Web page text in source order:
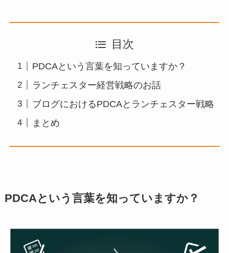
目次
PDCAという言葉を知っていますか？
ランチェスター経営戦略のお話
ブログにおけるPDCAとランチェスター戦略
まとめ
PDCAという言葉を知っていますか？